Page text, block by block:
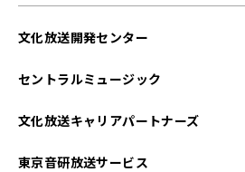
2021年04月
文化放送開発センター
セントラルミュージック
文化放送キャリアパートナーズ
東京音研放送サービス